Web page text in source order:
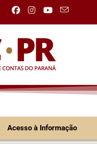
Acesso à Informação